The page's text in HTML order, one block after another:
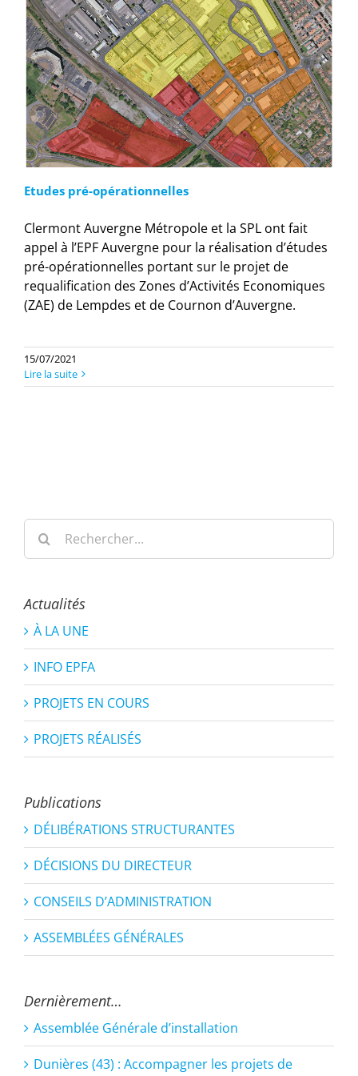
Etudes pré-opérationnelles
Clermont Auvergne Métropole et la SPL ont fait
appel à l’EPF Auvergne pour la réalisation d’études
pré-opérationnelles portant sur le projet de
requalification des Zones d’Activités Economiques
(ZAE) de Lempdes et de Cournon d’Auvergne.
15/07/2021
Lire la suite
Rechercher:
Actualités
À LA UNE
INFO EPFA
PROJETS EN COURS
PROJETS RÉALISÉS
Publications
DÉLIBÉRATIONS STRUCTURANTES
DÉCISIONS DU DIRECTEUR
CONSEILS D’ADMINISTRATION
ASSEMBLÉES GÉNÉRALES
Dernièrement…
Assemblée Générale d’installation
Dunières (43) : Accompagner les projets de